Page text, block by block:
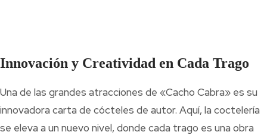
Innovación y Creatividad en Cada Trago
Una de las grandes atracciones de «Cacho Cabra» es su
innovadora carta de cócteles de autor. Aquí, la coctelería
se eleva a un nuevo nivel, donde cada trago es una obra